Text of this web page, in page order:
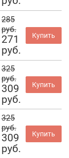
285
руб.
271
руб.
Купить
325
руб.
309
руб.
Купить
325
руб.
309
руб.
Купить